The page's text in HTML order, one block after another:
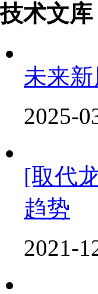
技术文库
未来
2025-
[取代
趋势
2021-